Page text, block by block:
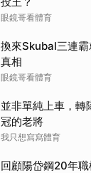
眼鏡哥看體育
換來Skubal三連
真相
眼鏡哥看體育
並非單純上車，轉
冠的老將
我只想寫寫體育
回顧陽岱鋼20年